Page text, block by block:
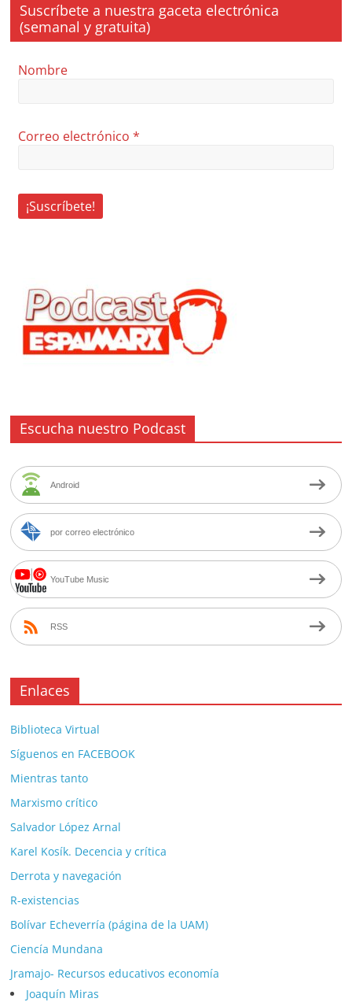
Suscríbete a nuestra gaceta electrónica
(semanal y gratuita)
Nombre
Correo electrónico*
Escucha nuestro Podcast
Android
por correo electrónico
YouTube Music
RSS
Enlaces
Biblioteca Virtual
Síguenos en FACEBOOK
Mientras tanto
Marxismo crítico
Salvador López Arnal
Karel Kosík. Decencia y crítica
Derrota y navegación
R-existencias
Bolívar Echeverría (página de la UAM)
Ciencía Mundana
Jramajo- Recursos educativos economía
Joaquín Miras